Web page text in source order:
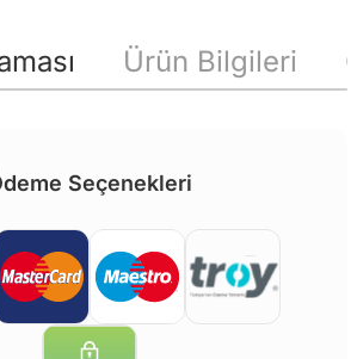
Ürün Bilgileri
Seçenekleri